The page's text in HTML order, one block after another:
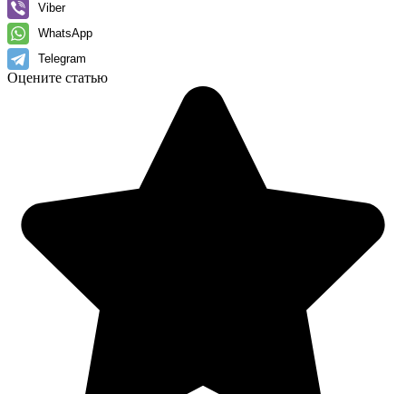
Viber
WhatsApp
Telegram
Оцените статью